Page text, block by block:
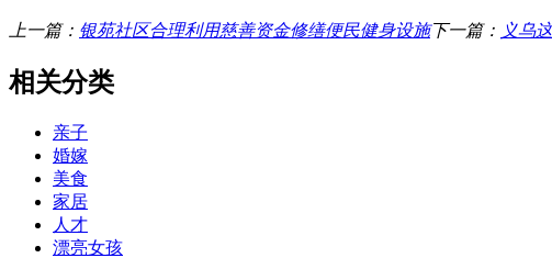
上一篇： 银苑社区合理利用慈善资金修缮便民健身设施下一篇： 义乌
相关分类
亲子
婚嫁
美食
家居
人才
漂亮女孩